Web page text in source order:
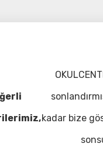
kadar bize